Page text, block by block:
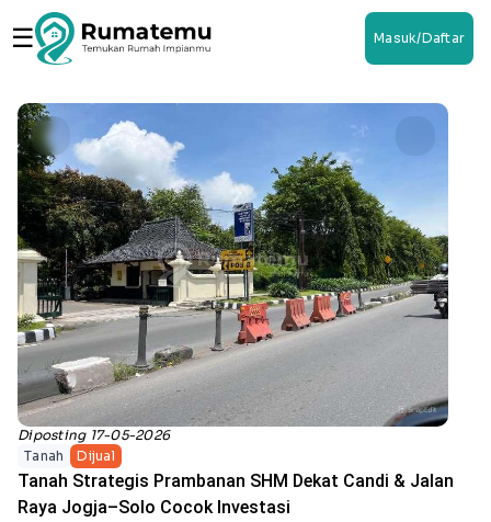
☰ Masuk/Daftar
Diposting 17-05-2026
Tanah
Dijual
Tanah Strategis Prambanan SHM Dekat Candi & Jalan
Raya Jogja–Solo Cocok Investasi